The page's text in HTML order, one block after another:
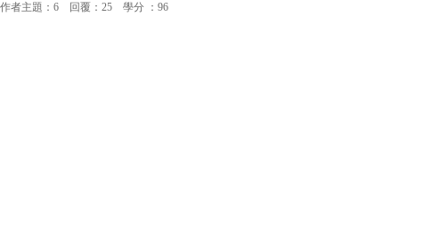
作者主題：6 回覆：25 學分 ：96